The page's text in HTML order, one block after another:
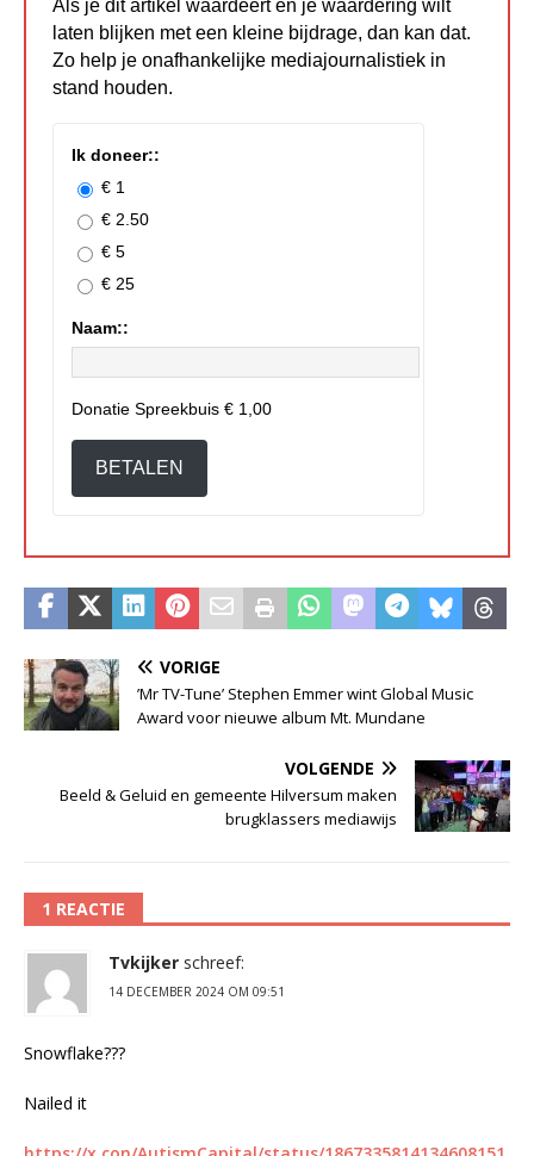
Als je dit artikel waardeert en je waardering wilt
laten blijken met een kleine bijdrage, dan kan dat.
Zo help je onafhankelijke mediajournalistiek in
stand houden.
Ik doneer::
€ 1
€ 2.50
€ 5
€ 25
Naam::
Donatie Spreekbuis € 1,00
BETALEN
VORIGE
’Mr TV-Tune’ Stephen Emmer wint Global Music
Award voor nieuwe album Mt. Mundane
VOLGENDE
Beeld & Geluid en gemeente Hilversum maken
brugklassers mediawijs
1 REACTIE
Tvkijker schreef:
14 DECEMBER 2024 OM 09:51
Snowflake???
Nailed it